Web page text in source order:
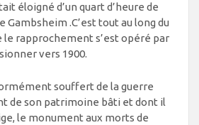
éloigné d’un quart d’heure de
Gambsheim .C’est tout au long du
le rapprochement s’est opéré par
vers 1900.
souffert de la guerre
de son patrimoine bâti et dont il
le monument aux morts de